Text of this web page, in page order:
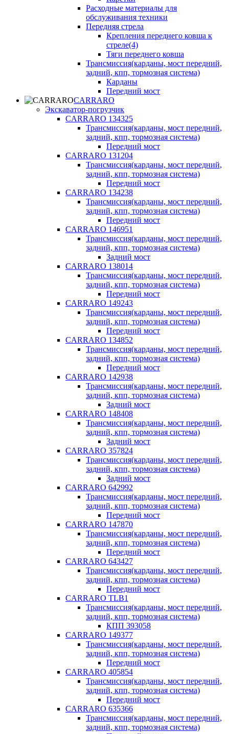
Расходные материалы для
обслуживания техники
Передняя стрела
Крепления переднего ковша к
стреле(4)
Тяги переднего ковша
Трансмиссия(карданы, мост передний,
задний, кпп, тормозная система)
Карданы
Передний мост
CARRARO
Экскаватор-погрузчик
CARRARO 134325
Трансмиссия(карданы, мост передний,
задний, кпп, тормозная система)
Передний мост
CARRARO 131204
Трансмиссия(карданы, мост передний,
задний, кпп, тормозная система)
Передний мост
CARRARO 134238
Трансмиссия(карданы, мост передний,
задний, кпп, тормозная система)
Передний мост
CARRARO 146951
Трансмиссия(карданы, мост передний,
задний, кпп, тормозная система)
Задний мост
CARRARO 138014
Трансмиссия(карданы, мост передний,
задний, кпп, тормозная система)
Передний мост
CARRARO 149243
Трансмиссия(карданы, мост передний,
задний, кпп, тормозная система)
Передний мост
CARRARO 134852
Трансмиссия(карданы, мост передний,
задний, кпп, тормозная система)
Передний мост
CARRARO 142938
Трансмиссия(карданы, мост передний,
задний, кпп, тормозная система)
Задний мост
CARRARO 148408
Трансмиссия(карданы, мост передний,
задний, кпп, тормозная система)
Задний мост
CARRARO 357824
Трансмиссия(карданы, мост передний,
задний, кпп, тормозная система)
Задний мост
CARRARO 642992
Трансмиссия(карданы, мост передний,
задний, кпп, тормозная система)
Передний мост
CARRARO 147870
Трансмиссия(карданы, мост передний,
задний, кпп, тормозная система)
Передний мост
CARRARO 643427
Трансмиссия(карданы, мост передний,
задний, кпп, тормозная система)
Передний мост
CARRARO TLB1
Трансмиссия(карданы, мост передний,
задний, кпп, тормозная система)
КПП 393058
CARRARO 149377
Трансмиссия(карданы, мост передний,
задний, кпп, тормозная система)
Передний мост
CARRARO 405854
Трансмиссия(карданы, мост передний,
задний, кпп, тормозная система)
Передний мост
CARRARO 635366
Трансмиссия(карданы, мост передний,
задний, кпп, тормозная система)